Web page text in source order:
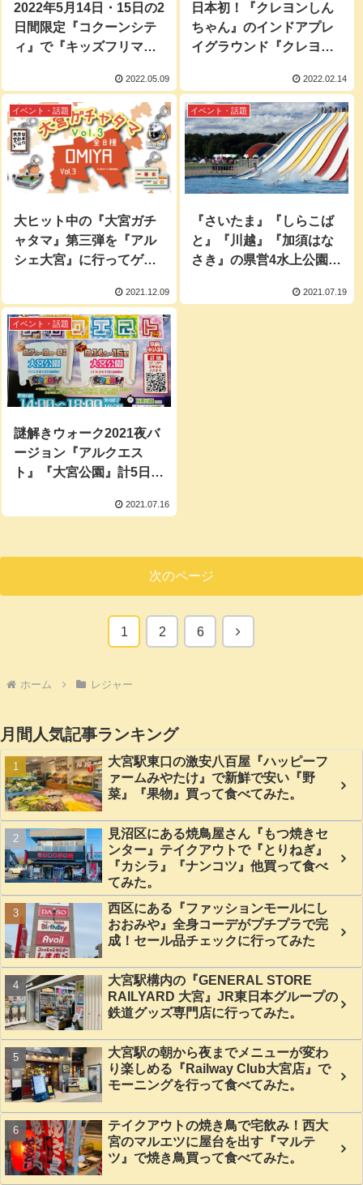
2022年5月14日・15日の2
日間限定『コクーンシテ
ィ』で『キッズフリマ』
2022.05.09
日本初！『クレヨンしん
ちゃん』のインドアプレ
イグラウンド『クレヨン
るゆめぱ～く』が2022年
2月下旬『ららぽーと富士
見』にオープン予定！
2022.02.14
イベント・話題
大ヒット中の『大宮ガチ
ャタマ』第三弾を『アル
シェ大宮』に行ってゲッ
2021.12.09
イベント・話題
『さいたま』『しらこば
と』『川越』『加須はな
さき』の県営4水上公園が
季プールをオープン！2021.07.19
イベント・話題
謎解きウォーク2021夜バ
ージョン『アルクエス
ト』『大宮公園』計5日間
2021.07.16
次のページ
1 2 6 次
ホーム レジャー
月間人気記事ランキング
大宮駅東口の激安八百屋『ハッピーフ
ァームみやたけ』で新鮮で安い『野
菜』『果物』買って食べてみた。
見沼区にある焼鳥屋さん『もつ焼きセ
ンター』テイクアウトで『とりねぎ』
『カシラ』『ナンコツ』他買って食べ
てみた。
西区にある『ファッションモールにし
おおみや』全身コーデがプチプラで完
成！セール品チェックに行ってみた
大宮駅構内の『GENERAL STORE
RAILYARD 大宮』JR東日本グループの
鉄道グッズ専門店に行ってみた。
大宮駅の朝から夜までメニューが変わ
り楽しめる『Railway Club大宮店』で
モーニングを行って食べてみた。
テイクアウトの焼き鳥で宅飲み！西大
宮のマルエツに屋台を出す『マルテ
ツ』で焼き鳥買って食べてみた。